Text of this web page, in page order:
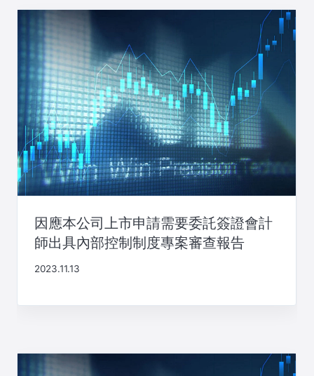
因應本公司上市申請需要委託簽證會計
師出具內部控制制度專案審查報告
2023.11.13